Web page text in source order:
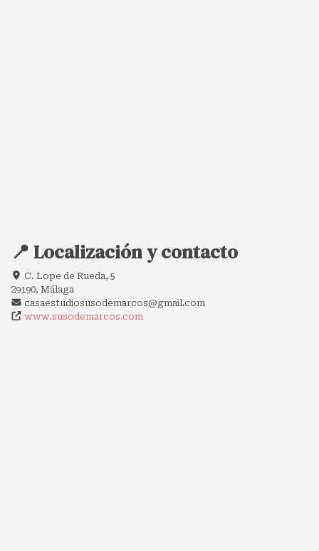
📍 Localización y contacto
C. Lope de Rueda, 5
29190, Málaga
casaestudiosusodemarcos@gmail.com
www.susodemarcos.com